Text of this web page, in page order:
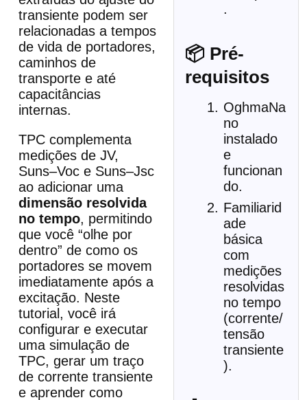
.
📦 Pré-
requisitos
OghmaNa
no
instalado
e
funcionan
do.
Familiarid
ade
básica
com
medições
resolvidas
no tempo
(corrente/
tensão
transiente
).
transiente podem ser
relacionadas a tempos
de vida de portadores,
caminhos de
transporte e até
capacitâncias
internas.
TPC complementa
medições de JV,
Suns–Voc e Suns–Jsc
ao adicionar uma
dimensão resolvida
no tempo, permitindo
que você “olhe por
dentro” de como os
portadores se movem
imediatamente após a
excitação. Neste
tutorial, você irá
configurar e executar
uma simulação de
TPC, gerar um traço
de corrente transiente
e aprender como